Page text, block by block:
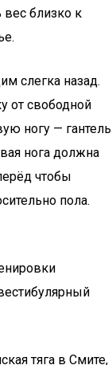
близко к
слегка назад.
от свободной
ногу — гантель
нога должна
чтобы
пола.
тяга в Смите,